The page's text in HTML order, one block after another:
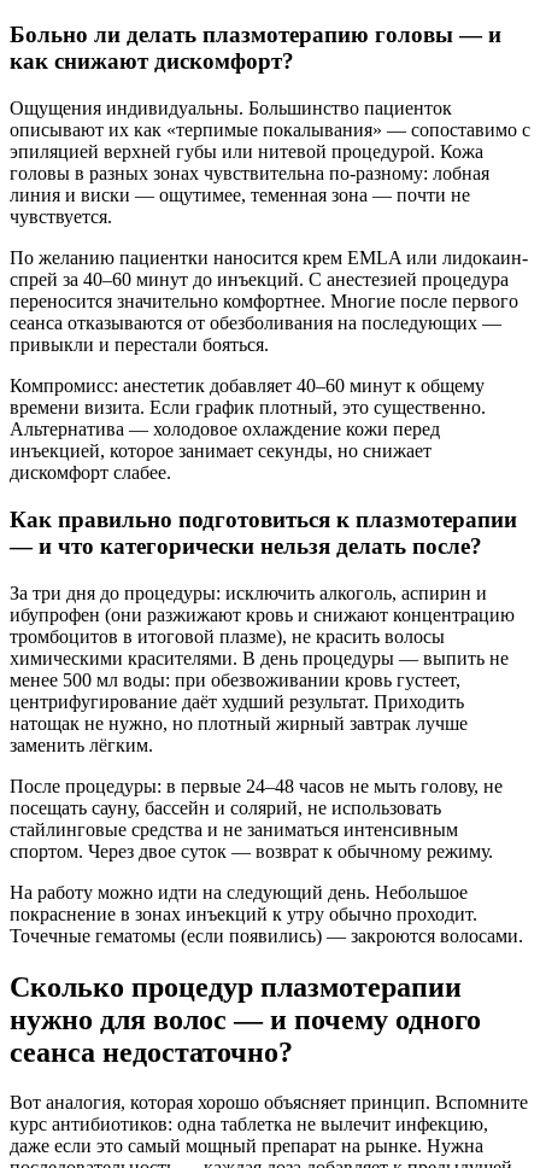
Больно ли делать плазмотерапию головы — и
как снижают дискомфорт?
Ощущения индивидуальны. Большинство пациенток
описывают их как «терпимые покалывания» — сопоставимо с
эпиляцией верхней губы или нитевой процедурой. Кожа
головы в разных зонах чувствительна по-разному: лобная
линия и виски — ощутимее, теменная зона — почти не
чувствуется.
По желанию пациентки наносится крем EMLA или лидокаин-
спрей за 40–60 минут до инъекций. С анестезией процедура
переносится значительно комфортнее. Многие после первого
сеанса отказываются от обезболивания на последующих —
привыкли и перестали бояться.
Компромисс: анестетик добавляет 40–60 минут к общему
времени визита. Если график плотный, это существенно.
Альтернатива — холодовое охлаждение кожи перед
инъекцией, которое занимает секунды, но снижает
дискомфорт слабее.
Как правильно подготовиться к плазмотерапии
— и что категорически нельзя делать после?
За три дня до процедуры: исключить алкоголь, аспирин и
ибупрофен (они разжижают кровь и снижают концентрацию
тромбоцитов в итоговой плазме), не красить волосы
химическими красителями. В день процедуры — выпить не
менее 500 мл воды: при обезвоживании кровь густеет,
центрифугирование даёт худший результат. Приходить
натощак не нужно, но плотный жирный завтрак лучше
заменить лёгким.
После процедуры: в первые 24–48 часов не мыть голову, не
посещать сауну, бассейн и солярий, не использовать
стайлинговые средства и не заниматься интенсивным
спортом. Через двое суток — возврат к обычному режиму.
На работу можно идти на следующий день. Небольшое
покраснение в зонах инъекций к утру обычно проходит.
Точечные гематомы (если появились) — закроются волосами.
Сколько процедур плазмотерапии
нужно для волос — и почему одного
сеанса недостаточно?
Вот аналогия, которая хорошо объясняет принцип. Вспомните
курс антибиотиков: одна таблетка не вылечит инфекцию,
даже если это самый мощный препарат на рынке. Нужна